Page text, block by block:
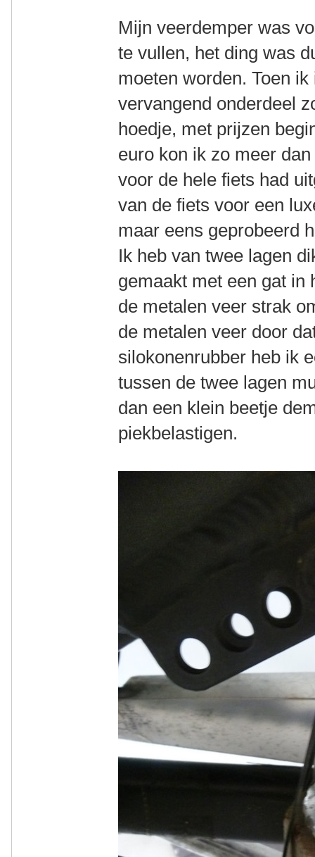
Mijn veerdemper was
te vullen, het ding was
moeten worden. Toen
vervangend onderdeel
hoedje, met prijzen
euro kon ik zo meer
voor de hele fiets had
van de fiets voor een
maar eens geprobeerd
Ik heb van twee lagen
gemaakt met een gat in
de metalen veer strak
de metalen veer door
silokonenrubber heb ik
tussen de twee lagen
dan een klein beetje
piekbelastigen.